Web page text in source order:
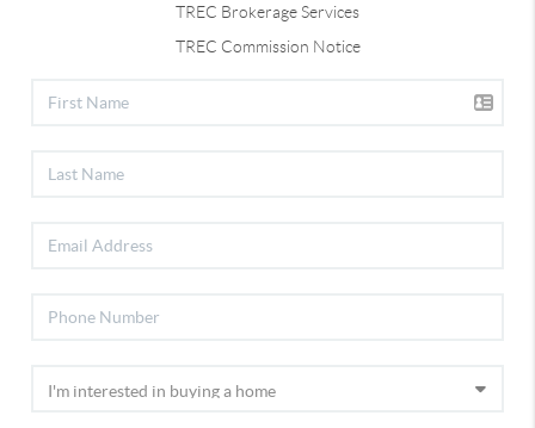
TREC Brokerage Services
TREC Commission Notice